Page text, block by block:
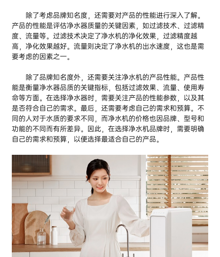
除了考虑品牌知名度，还需要对产品的性能进行深入了解。
产品的性能是评估净水器质量的关键因素，如过滤技术、过滤精
度、流量等。过滤技术决定了净水机的净化效果，过滤精度越
高，净化效果越好。流量则决定了净水机的出水速度，这也是需
要考虑的因素之一。
除了品牌知名度外，还需要关注净水机的产品性能。产品性
能是衡量净水器品质的关键指标，包括过滤效果、流量、使用寿
命等方面。在选择净水器时，需要关注产品的性能参数，以及其
是否符合自己的需求。最后，还需要考虑自己的需求和预算。不
同的人对于水质的要求不同，而净水机的价格也因品牌、型号和
功能的不同而有所差异。因此，在选择净水机品牌时，需要明确
自己的需求和预算，以便选择最适合自己的产品。